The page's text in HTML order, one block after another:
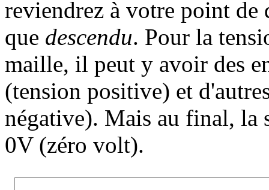
reviendrez à votre point de
que descendu. Pour la
maille, il peut y avoir des
(tension positive) et
négative). Mais au final, la
0V (zéro volt).